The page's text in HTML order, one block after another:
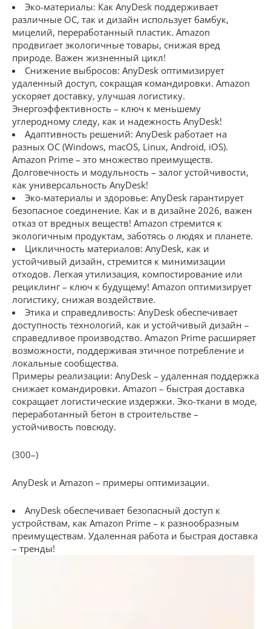
Эко-материалы: Как AnyDesk поддерживает
различные ОС, так и дизайн использует бамбук,
мицелий, переработанный пластик. Amazon
продвигает экологичные товары, снижая вред
природе. Важен жизненный цикл!
Снижение выбросов: AnyDesk оптимизирует
удаленный доступ, сокращая командировки. Amazon
ускоряет доставку, улучшая логистику.
Энергоэффективность – ключ к меньшему
углеродному следу, как и надежность AnyDesk!
Адаптивность решений: AnyDesk работает на
разных ОС (Windows, macOS, Linux, Android, iOS).
Amazon Prime – это множество преимуществ.
Долговечность и модульность – залог устойчивости,
как универсальность AnyDesk!
Эко-материалы и здоровье: AnyDesk гарантирует
безопасное соединение. Как и в дизайне 2026, важен
отказ от вредных веществ! Amazon стремится к
экологичным продуктам, заботясь о людях и планете.
Цикличность материалов: AnyDesk, как и
устойчивый дизайн, стремится к минимизации
отходов. Легкая утилизация, компостирование или
рециклинг – ключ к будущему! Amazon оптимизирует
логистику, снижая воздействие.
Этика и справедливость: AnyDesk обеспечивает
доступность технологий, как и устойчивый дизайн –
справедливое производство. Amazon Prime расширяет
возможности, поддерживая этичное потребление и
локальные сообщества.
Примеры реализации: AnyDesk – удаленная поддержка
снижает командировки. Amazon – быстрая доставка
сокращает логистические издержки. Эко-ткани в моде,
переработанный бетон в строительстве –
устойчивость повсюду.
(300–)
AnyDesk и Amazon – примеры оптимизации.
AnyDesk обеспечивает безопасный доступ к
устройствам, как Amazon Prime – к разнообразным
преимуществам. Удаленная работа и быстрая доставка
– тренды!